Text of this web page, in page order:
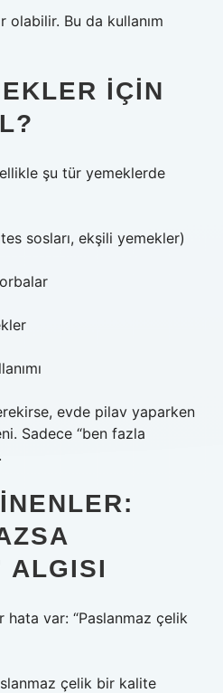
olabilir. Bu da kullanım
IÇIN
şu tür yemeklerde
sosları, ekşili yemekler)
evde pilav yaparken
Sadece “ben fazla
ALGISI
hata var: “Paslanmaz çelik
çelik bir kalite